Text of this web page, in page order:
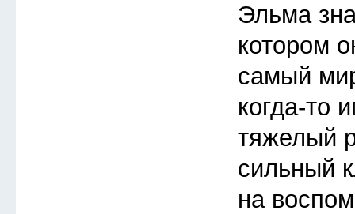
Эльма
котором
самый
когда-то
тяжелый
сильный
на